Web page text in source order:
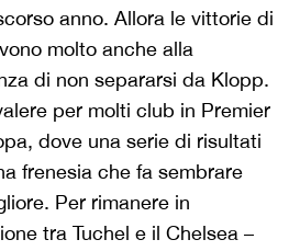
anno. Allora le vittorie di
molto anche alla
di non separarsi da Klopp.
per molti club in Premier
dove una serie di risultati
frenesia che fa sembrare
Per rimanere in
tra Tuchel e il Chelsea –